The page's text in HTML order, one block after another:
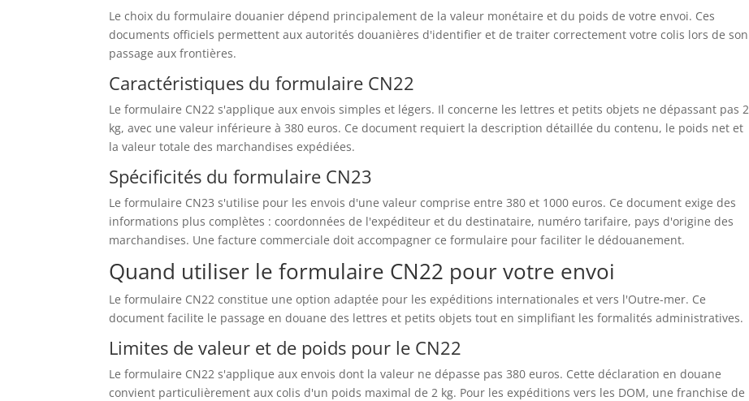
Le choix du formulaire douanier dépend principalement de la valeur monétaire et du poids de votre envoi. Ces
documents officiels permettent aux autorités douanières d'identifier et de traiter correctement votre colis lors de son
passage aux frontières.
Caractéristiques du formulaire CN22
Le formulaire CN22 s'applique aux envois simples et légers. Il concerne les lettres et petits objets ne dépassant pas 2
kg, avec une valeur inférieure à 380 euros. Ce document requiert la description détaillée du contenu, le poids net et
la valeur totale des marchandises expédiées.
Spécificités du formulaire CN23
Le formulaire CN23 s'utilise pour les envois d'une valeur comprise entre 380 et 1000 euros. Ce document exige des
informations plus complètes : coordonnées de l'expéditeur et du destinataire, numéro tarifaire, pays d'origine des
marchandises. Une facture commerciale doit accompagner ce formulaire pour faciliter le dédouanement.
Quand utiliser le formulaire CN22 pour votre envoi
Le formulaire CN22 constitue une option adaptée pour les expéditions internationales et vers l'Outre-mer. Ce
document facilite le passage en douane des lettres et petits objets tout en simplifiant les formalités administratives.
Limites de valeur et de poids pour le CN22
Le formulaire CN22 s'applique aux envois dont la valeur ne dépasse pas 380 euros. Cette déclaration en douane
convient particulièrement aux colis d'un poids maximal de 2 kg. Pour les expéditions vers les DOM, une franchise de